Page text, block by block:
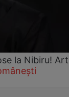
la Nibiru!